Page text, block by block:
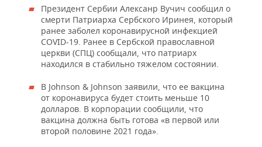
Президент Сербии Алексанр Вучич сообщил о
смерти Патриарха Сербского Иринея, который
ранее заболел коронавирусной инфекцией
COVID-19. Ранее в Сербской православной
церкви (СПЦ) сообщали, что патриарх
находился в стабильно тяжелом состоянии.
В Johnson & Johnson заявили, что ее вакцина
от коронавируса будет стоить меньше 10
долларов. В корпорации сообщили, что
вакцина должна быть готова «в первой или
второй половине 2021 года».